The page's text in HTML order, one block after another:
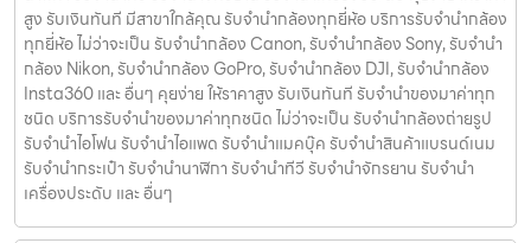
สูง รับเงินทันที มีสาขาใกล้คุณ รับจำนำกล้องทุกยี่ห้อ บริการรับจำนำกล้อง
ทุกยี่ห้อ ไม่ว่าจะเป็น รับจำนำกล้อง Canon, รับจำนำกล้อง Sony, รับจำนำ
กล้อง Nikon, รับจำนำกล้อง GoPro, รับจำนำกล้อง DJI, รับจำนำกล้อง
Insta360 และ อื่นๆ คุยง่าย ให้ราคาสูง รับเงินทันที รับจำนำของมาค่าทุก
ชนิด บริการรับจำนำของมาค่าทุกชนิด ไม่ว่าจะเป็น รับจํานํากล้องถ่ายรูป
รับจํานําไอโฟน รับจํานําไอแพด รับจํานําแมคบุ๊ค รับจํานําสินค้าแบรนด์เนม
รับจํานํากระเป๋า รับจํานํานาฬิกา รับจํานําทีวี รับจํานําจักรยาน รับจํานํา
เครื่องประดับ และ อื่นๆ